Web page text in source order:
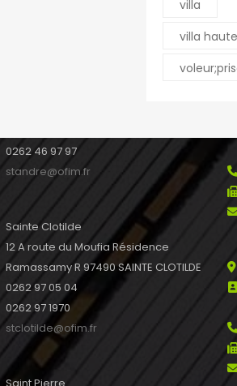
villa
villa
0262 46 97 97
standre@ofim.fr
Sainte Clotilde
12 A route du Moufia Résidence
Ramassamy R 97490 SAINTE CLOTILDE
0262 97 05 04
0262 97 1970
stclotilde@ofim.fr
Saint Pierre